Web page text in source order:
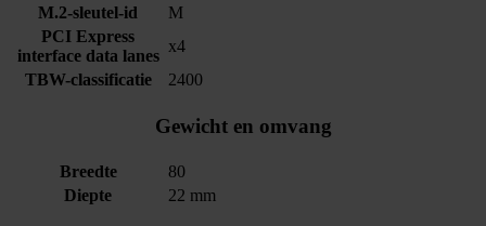
M.2-sleutel-id
M
PCI Express
interface data lanes
x4
TBW-classificatie
2400
Gewicht en omvang
Breedte
80
Diepte
22 mm